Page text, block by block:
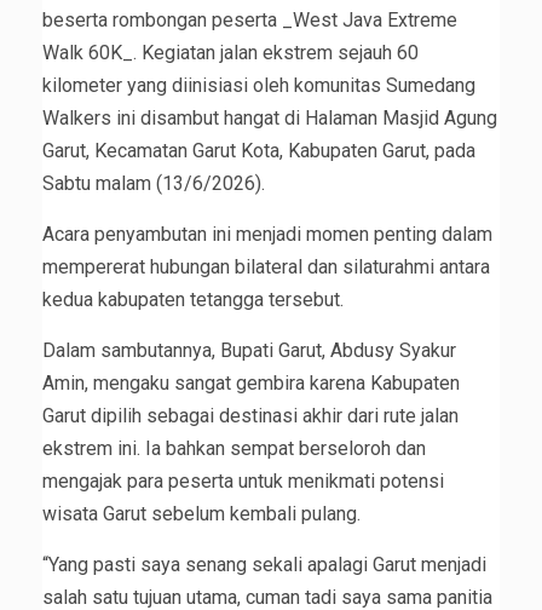
beserta rombongan peserta _West Java Extreme
Walk 60K_. Kegiatan jalan ekstrem sejauh 60
kilometer yang diinisiasi oleh komunitas Sumedang
Walkers ini disambut hangat di Halaman Masjid Agung
Garut, Kecamatan Garut Kota, Kabupaten Garut, pada
Sabtu malam (13/6/2026).
Acara penyambutan ini menjadi momen penting dalam
mempererat hubungan bilateral dan silaturahmi antara
kedua kabupaten tetangga tersebut.
Dalam sambutannya, Bupati Garut, Abdusy Syakur
Amin, mengaku sangat gembira karena Kabupaten
Garut dipilih sebagai destinasi akhir dari rute jalan
ekstrem ini. Ia bahkan sempat berseloroh dan
mengajak para peserta untuk menikmati potensi
wisata Garut sebelum kembali pulang.
“Yang pasti saya senang sekali apalagi Garut menjadi
salah satu tujuan utama, cuman tadi saya sama panitia